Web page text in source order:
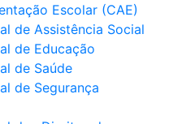
Escolar (CAE)
de Assistência Social
de Educação
de Saúde
de Segurança